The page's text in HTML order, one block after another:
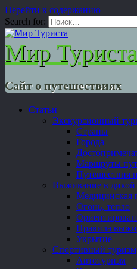
Перейти к содержанию
Search for:
Мир Туриста
Сайт о путешествиях
Статьи
Экскурсионный
Страны
Города
Маршруты
Путешествия
Выживание в дикой
Медицинская
Огонь, тепло
Правила
Укрытие
Спортивный туризм
Автотуризм